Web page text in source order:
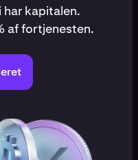
har kapitalen.
af fortjenesten.